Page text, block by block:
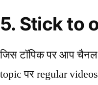
5. Stick to
जिस टॉपिक पर आप चैनल
topic पर regular